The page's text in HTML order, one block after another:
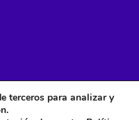
terceros para analizar y